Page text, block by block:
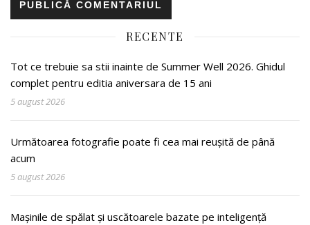
RECENTE
Tot ce trebuie sa stii inainte de Summer Well 2026. Ghidul
complet pentru editia aniversara de 15 ani
5 august 2026
Următoarea fotografie poate fi cea mai reușită de până
acum
5 august 2026
Mașinile de spălat și uscătoarele bazate pe inteligență